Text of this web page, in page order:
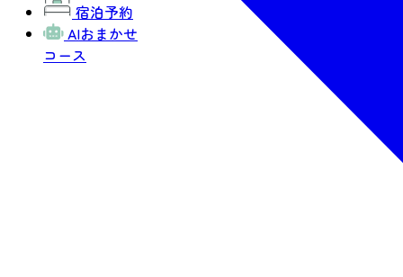
宿泊予約
AIおまかせ
コース